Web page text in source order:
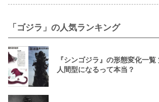
「ゴジラ」の人気ランキング
『シンゴジラ』の形態変化一
人間型になるって本当？